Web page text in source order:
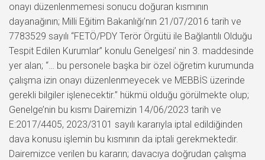
onayı düzenlenmemesi sonucu doğuran kısmının
dayanağının; Milli Eğitim Bakanlığı’nın 21/07/2016 tarih ve
7783529 sayılı “FETÖ/PDY Terör Örgütü ile Bağlantılı Olduğu
Tespit Edilen Kurumlar” konulu Genelgesi’ nin 3. maddesinde
yer alan; “… bu personele başka bir özel öğretim kurumunda
çalışma izin onayı düzenlenmeyecek ve MEBBİS üzerinde
gerekli bilgiler işlenecektir.” hükmü olduğu görülmekte olup;
Genelge’nin bu kısmı Dairemizin 14/06/2023 tarih ve
E:2017/4405, 2023/3101 sayılı kararıyla iptal edildiğinden
dava konusu işlemin bu kısmının da iptali gerekmektedir.
Dairemizce verilen bu kararın; davacıya doğrudan çalışma